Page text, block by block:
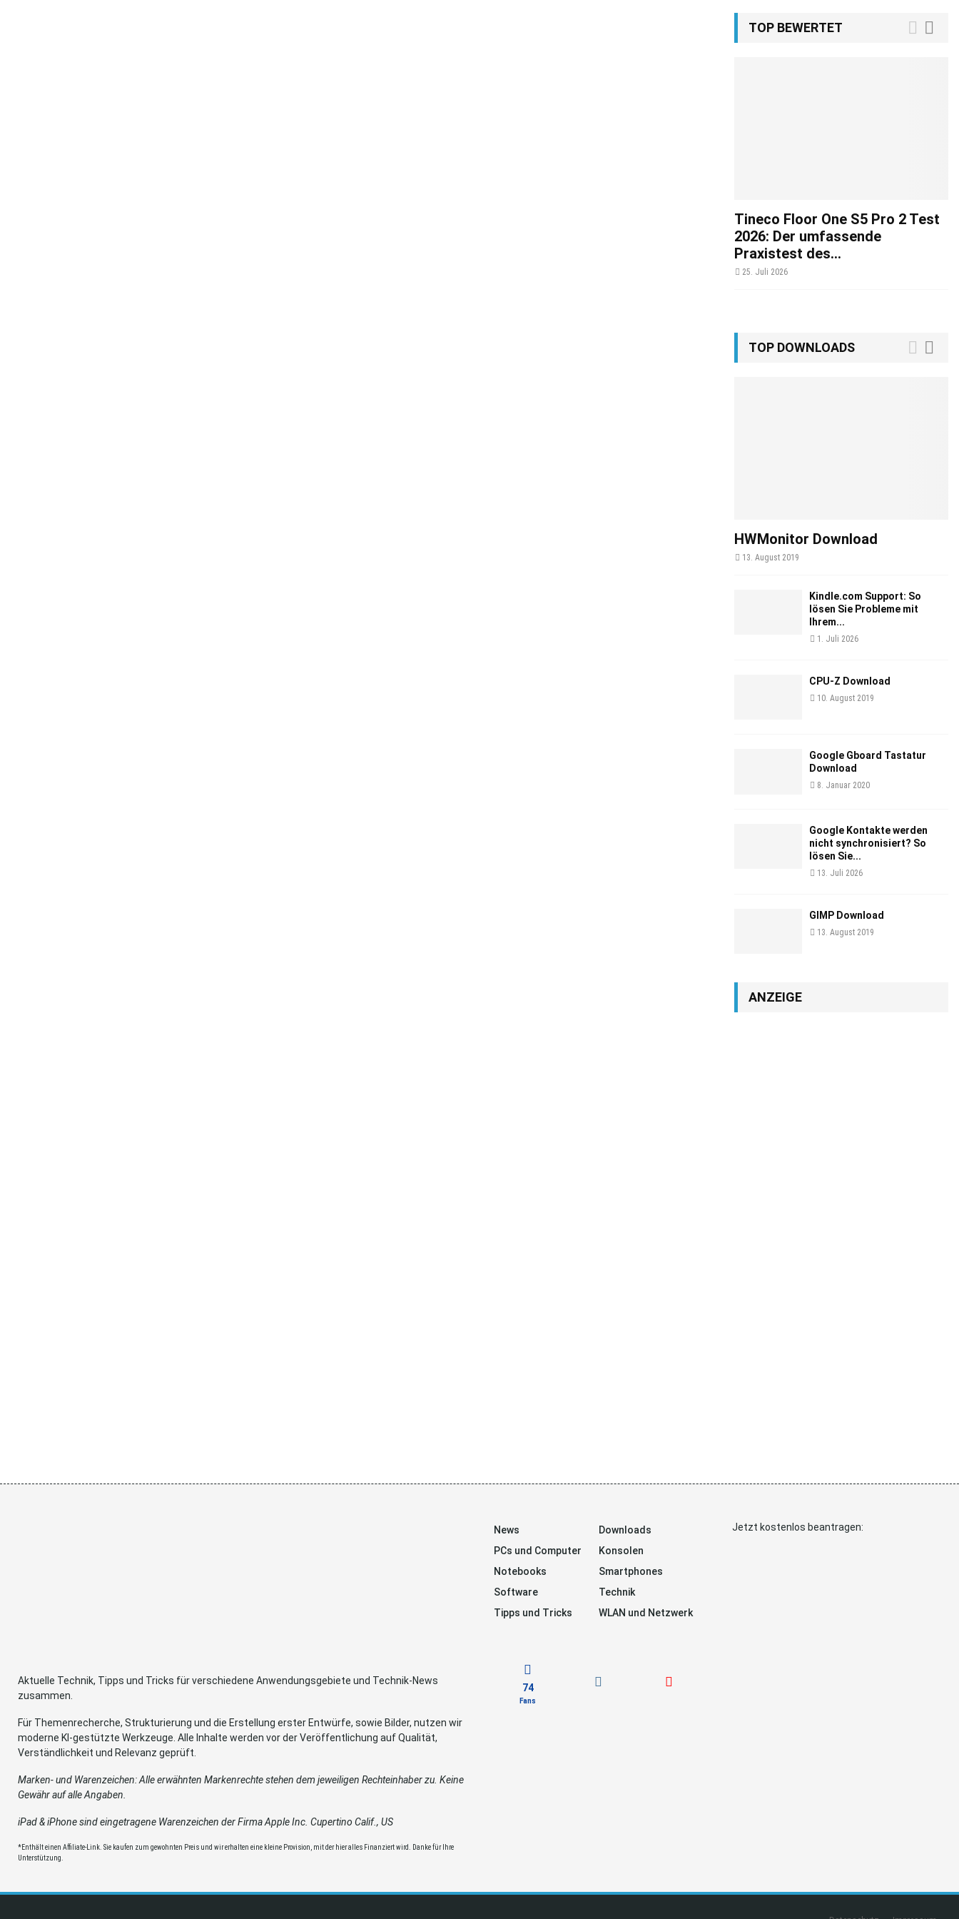
TOP BEWERTET
Tineco Floor One S5 Pro 2 Test
2026: Der umfassende
Praxistest des...
25. Juli 2026
TOP DOWNLOADS
HWMonitor Download
13. August 2019
Kindle.com Support: So
lösen Sie Probleme mit
Ihrem...
1. Juli 2026
CPU-Z Download
10. August 2019
Google Gboard Tastatur
Download
8. Januar 2020
Google Kontakte werden
nicht synchronisiert? So
lösen Sie...
13. Juli 2026
GIMP Download
13. August 2019
ANZEIGE
Aktuelle Technik, Tipps und Tricks für verschiedene Anwendungsgebiete und Technik-News
zusammen.
Für Themenrecherche, Strukturierung und die Erstellung erster Entwürfe, sowie Bilder, nutzen wir
moderne KI-gestützte Werkzeuge. Alle Inhalte werden vor der Veröffentlichung auf Qualität,
Verständlichkeit und Relevanz geprüft.
Marken- und Warenzeichen: Alle erwähnten Markenrechte stehen dem jeweiligen Rechteinhaber zu. Keine
Gewähr auf alle Angaben.
iPad & iPhone sind eingetragene Warenzeichen der Firma Apple Inc. Cupertino Calif., US
*Enthält einen Affiliate-Link. Sie kaufen zum gewohnten Preis und wir erhalten eine kleine Provision, mit der hier alles Finanziert wird. Danke für Ihre
Unterstützung.
News
Downloads
PCs und Computer
Konsolen
Notebooks
Smartphones
Software
Technik
Tipps und Tricks
WLAN und Netzwerk
74
Fans
Jetzt kostenlos beantragen: